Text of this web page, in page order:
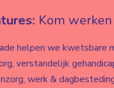
Kom
helpen we kwetsbare
verstandelijk
werk &